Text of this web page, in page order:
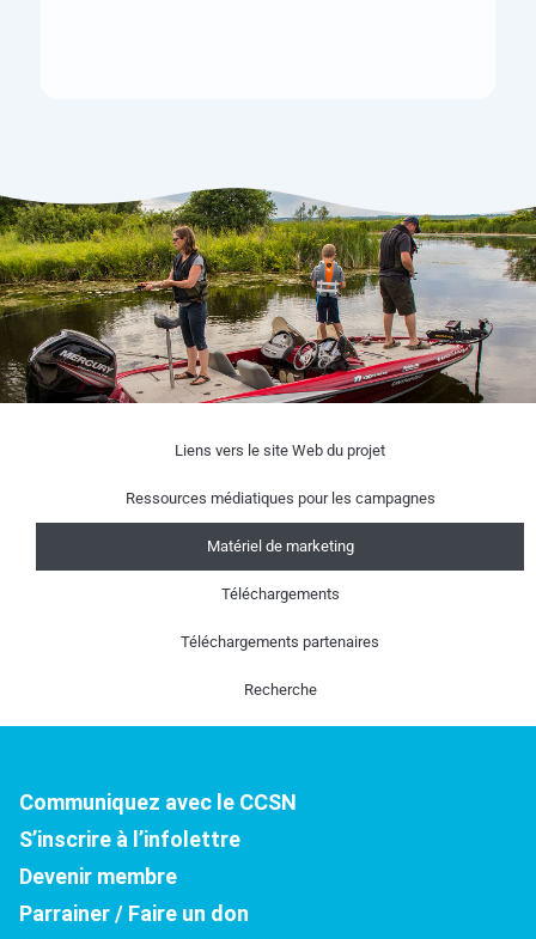
Liens vers le site Web du projet
Ressources médiatiques pour les campagnes
Matériel de marketing
Téléchargements
Téléchargements partenaires
Recherche
Communiquez avec le CCSN
S’inscrire à l’infolettre
Devenir membre
Parrainer / Faire un don